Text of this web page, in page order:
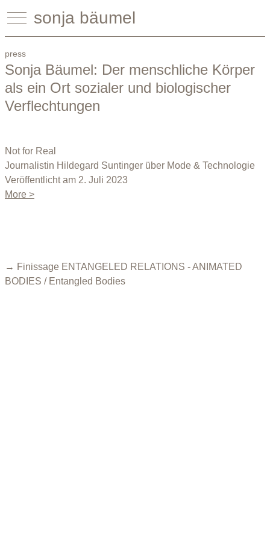
sonja bäumel
press
Sonja Bäumel: Der menschliche Körper
als ein Ort sozialer und biologischer
Verflechtungen
Not for Real
Journalistin Hildegard Suntinger über Mode & Technologie
Veröffentlicht am 2. Juli 2023
More >
→ Finissage ENTANGELED RELATIONS - ANIMATED
BODIES / Entangled Bodies